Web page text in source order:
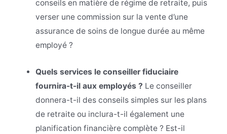
conseils en matière de régime de retraite, puis
verser une commission sur la vente d’une
assurance de soins de longue durée au même
employé ?
Quels services le conseiller fiduciaire
fournira-t-il aux employés ? Le conseiller
donnera-t-il des conseils simples sur les plans
de retraite ou inclura-t-il également une
planification financière complète ? Est-il